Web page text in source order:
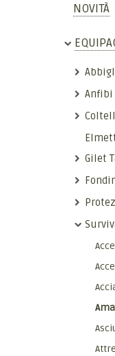
NOVITÀ
Anfibi
Gilet